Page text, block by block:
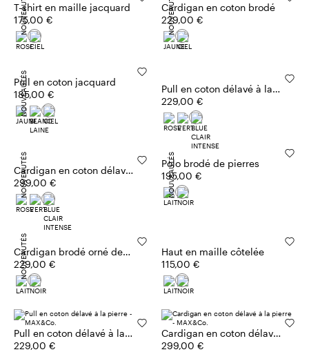
T-shirt en maille jacquard
175,00 €
NOUVEAUTÉS
Cardigan en coton brodé
229,00 €
NOUVEAUTÉS
Pull en coton jacquard
185,00 €
NOUVEAUTÉS
Pull en coton délavé à la
pierre
229,00 €
Cardigan en coton délavé
à la pierre
299,00 €
NOUVEAUTÉS
Polo brodé de pierres
195,00 €
NOUVEAUTÉS
Cardigan brodé orné de
pierres
229,00 €
NOUVEAUTÉS
Haut en maille côtelée
115,00 €
Pull en coton délavé à la
pierre
229,00 €
Cardigan en coton délavé
à la pierre
299,00 €